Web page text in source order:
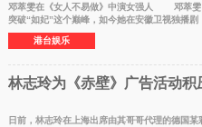
邓萃雯在《女人不易做》中演女强人 邓萃雯
突破“如妃”这个巅峰，如今她在安徽卫视独播
港台娱乐
林志玲为《赤壁》广告活动积
日前，林志玲在上海出席由其哥哥代理的德国